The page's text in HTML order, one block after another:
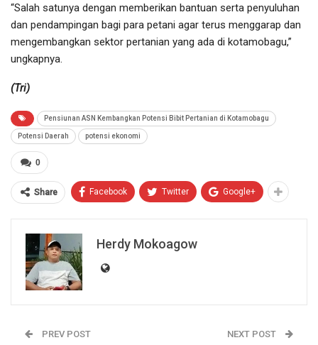
“Salah satunya dengan memberikan bantuan serta penyuluhan
dan pendampingan bagi para petani agar terus menggarap dan
mengembangkan sektor pertanian yang ada di kotamobagu,”
ungkapnya.
(Tri)
Pensiunan ASN Kembangkan Potensi Bibit Pertanian di Kotamobagu
Potensi Daerah potensi ekonomi
0
Share Facebook Twitter Google+
Herdy Mokoagow
PREV POST NEXT POST